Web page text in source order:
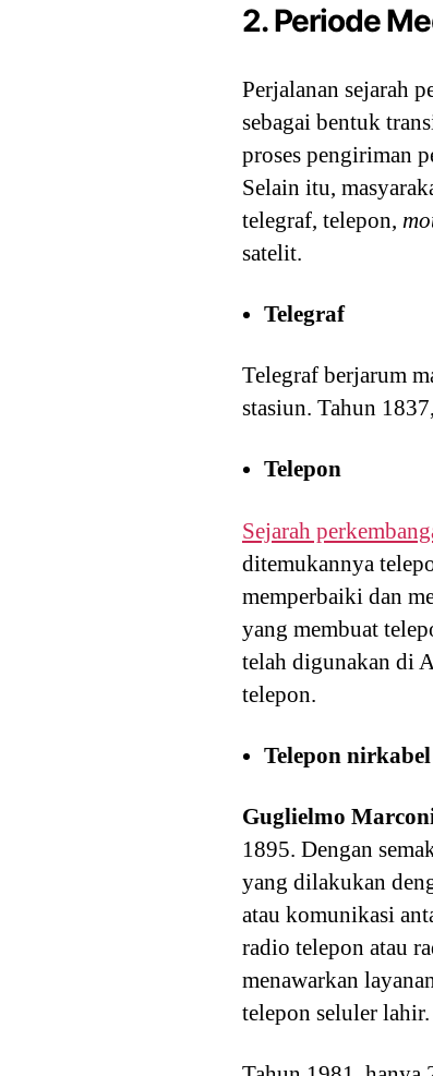
2. Periode
Perjalanan sejarah
sebagai bentuk
proses pengiriman
Selain itu,
telegraf, telepon,
satelit.
Telegraf
Telegraf berjarum
stasiun. Tahun 1837,
Telepon
Sejarah
ditemukannya
memperbaiki dan
yang membuat
telah digunakan di
telepon.
Telepon nirkabel
Guglielmo
1895. Dengan
yang dilakukan
atau komunikasi
radio telepon atau
menawarkan
telepon seluler lahir.